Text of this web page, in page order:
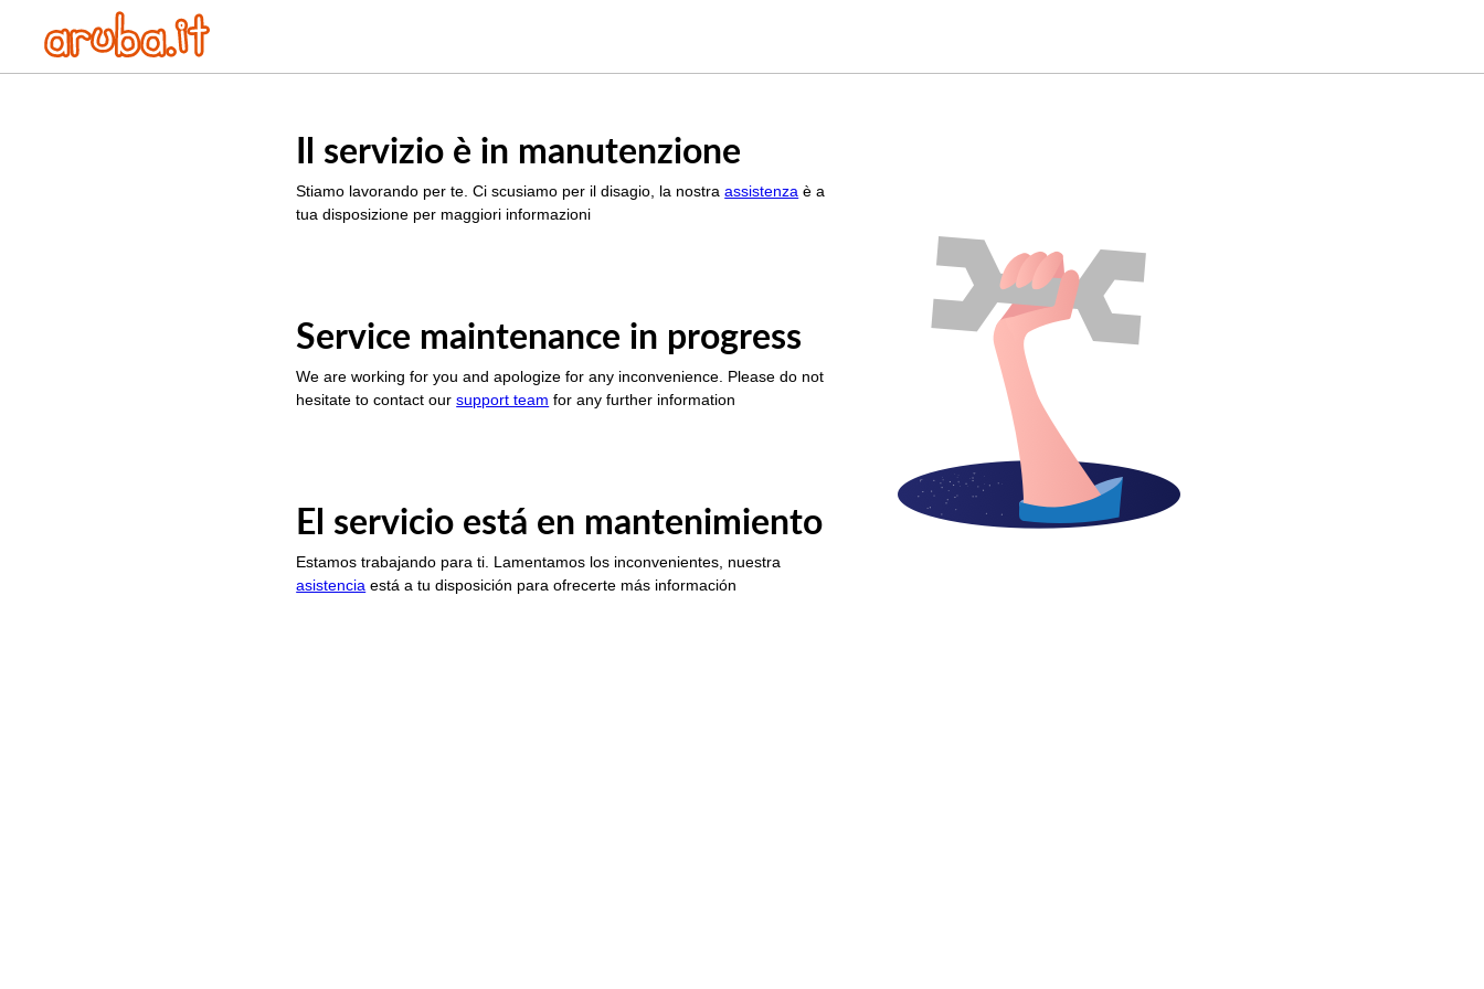
Il servizio è in manutenzione
Stiamo lavorando per te. Ci scusiamo per il disagio, la nostraassistenza è a
tua disposizione per maggiori informazioni
Service maintenance in progress
We are working for you and apologize for any inconvenience. Please do not
hesitate to contact oursupport team for any further information
El servicio está en mantenimiento
Estamos trabajando para ti. Lamentamos los inconvenientes, nuestra
asistencia está a tu disposición para ofrecerte más información